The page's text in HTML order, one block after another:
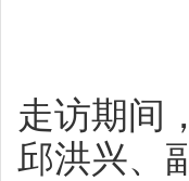
走访期间
邱洪兴、